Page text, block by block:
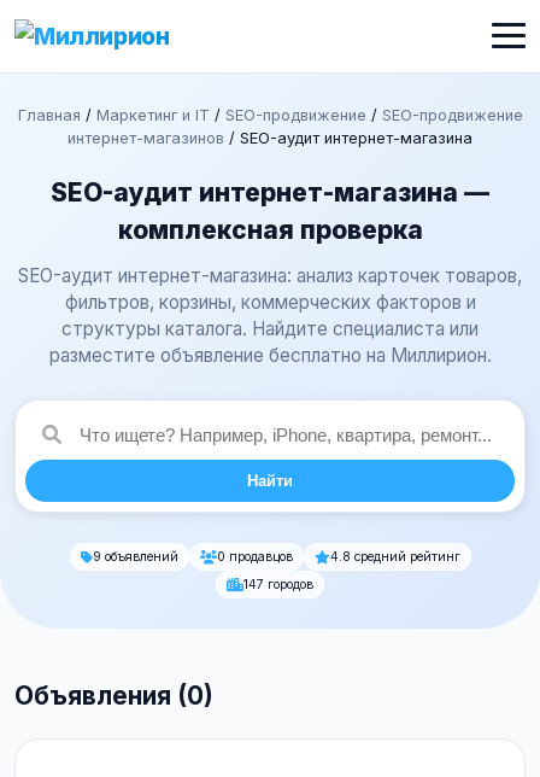
Главная / Маркетинг и IT / SEO-продвижение / SEO-продвижение
интернет-магазинов / SEO-аудит интернет-магазина
SEO-аудит интернет-магазина —
комплексная проверка
SEO-аудит интернет-магазина: анализ карточек товаров,
фильтров, корзины, коммерческих факторов и
структуры каталога. Найдите специалиста или
разместите объявление бесплатно на Миллирион.
Найти
9 объявлений 0 продавцов
4.8 средний рейтинг
147 городов
Объявления (0)